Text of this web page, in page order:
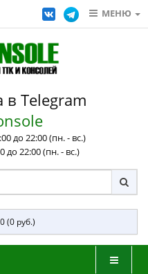
МЕНЮ
в Telegram
до 22:00 (пн. - вс.)
до 22:00 (пн. - вс.)
(0 руб.)